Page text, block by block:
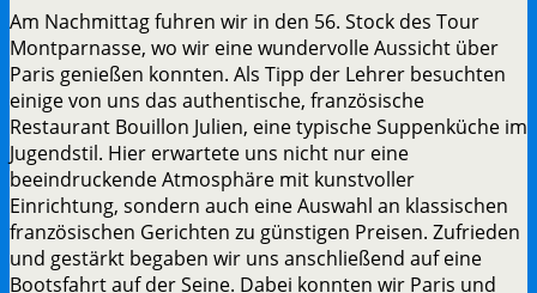
Am Nachmittag fuhren wir in den 56. Stock des Tour
Montparnasse, wo wir eine wundervolle Aussicht über
Paris genießen konnten. Als Tipp der Lehrer besuchten
einige von uns das authentische, französische
Restaurant Bouillon Julien, eine typische Suppenküche im
Jugendstil. Hier erwartete uns nicht nur eine
beeindruckende Atmosphäre mit kunstvoller
Einrichtung, sondern auch eine Auswahl an klassischen
französischen Gerichten zu günstigen Preisen. Zufrieden
und gestärkt begaben wir uns anschließend auf eine
Bootsfahrt auf der Seine. Dabei konnten wir Paris und